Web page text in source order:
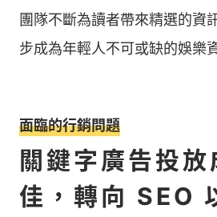
團隊不斷為讀者帶來精選的資
步成為年輕人不可或缺的娛樂
面臨的行銷問題
關鍵字廣告投放
佳，轉向 SEO